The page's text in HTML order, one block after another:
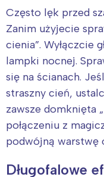
Często lęk przed
Zanim użyjecie
cienia”. Wyłączcie
lampki nocnej.
się na ścianach.
straszny cień,
zawsze domknięta
połączeniu z
podwójną warstwę
Długofalowe